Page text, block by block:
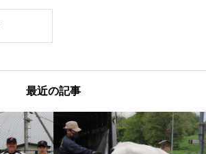
最近の記事